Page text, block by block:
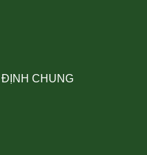
CHUNG